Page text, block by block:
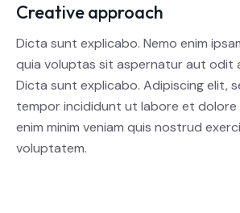
Creative approach
Dicta sunt explicabo. Nemo enim
quia voluptas sit aspernatur aut odit
Dicta sunt explicabo. Adipiscing elit,
tempor incididunt ut labore et dolore
enim minim veniam quis nostrud
voluptatem.